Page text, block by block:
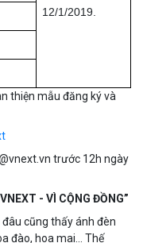
12/1/2019.
thiện mẫu đăng ký và
trước 12h ngày
- VÌ CỘNG ĐỒNG”
cũng thấy ánh đèn
đào, hoa mai... Thế